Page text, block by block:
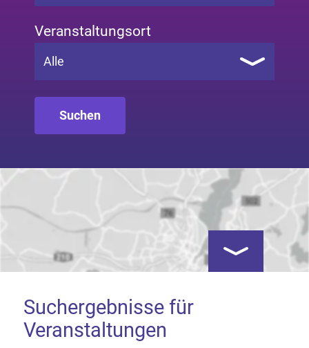
Veranstaltungsort
Alle
Kartenansicht
Suchergebnisse für
Veranstaltungen